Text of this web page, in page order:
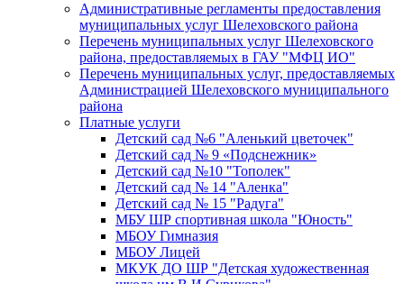
Административные регламенты предоставления
муниципальных услуг Шелеховского района
Перечень муниципальных услуг Шелеховского
района, предоставляемых в ГАУ "МФЦ ИО"
Перечень муниципальных услуг, предоставляемых
Администрацией Шелеховского муниципального
района
Платные услуги
Детский сад №6 "Аленький цветочек"
Детский сад № 9 «Подснежник»
Детский сад №10 "Тополек"
Детский сад № 14 "Аленка"
Детский сад № 15 "Радуга"
МБУ ШР спортивная школа "Юность"
МБОУ Гимназия
МБОУ Лицей
МКУК ДО ШР "Детская художественная